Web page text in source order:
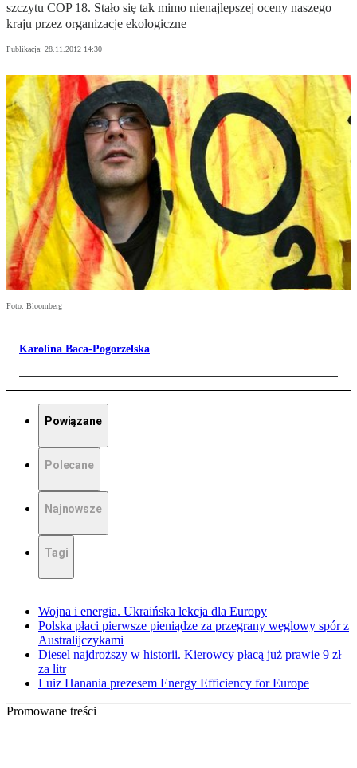
szczytu COP 18. Stało się tak mimo nienajlepszej oceny naszego
kraju przez organizacje ekologiczne
Publikacja: 28.11.2012 14:30
Foto: Bloomberg
Karolina Baca-Pogorzelska
Powiązane
Polecane
Najnowsze
Tagi
Wojna i energia. Ukraińska lekcja dla Europy
Polska płaci pierwsze pieniądze za przegrany węglowy spór z
Australijczykami
Diesel najdroższy w historii. Kierowcy płacą już prawie 9 zł
za litr
Luiz Hanania prezesem Energy Efficiency for Europe
Promowane treści